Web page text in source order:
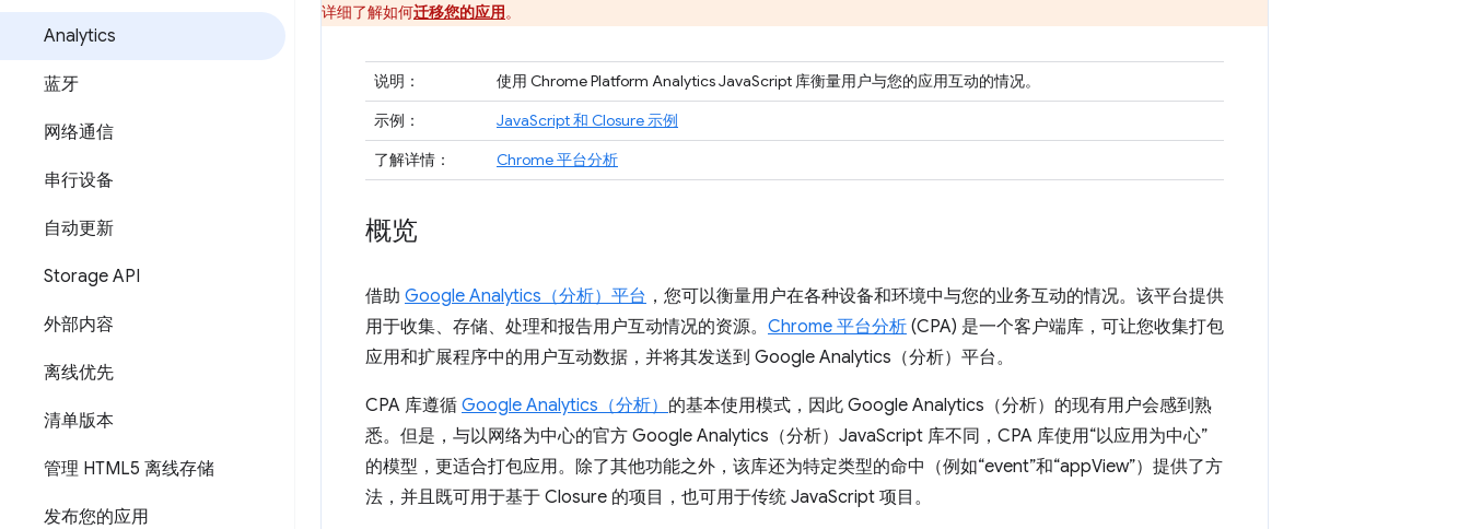
Analytics
蓝牙
网络通信
串行设备
自动更新
Storage API
外部内容
离线优先
清单版本
管理 HTML5 离线存储
发布您的应用
详细了解如何迁移您的应用。
说明 ：
使用 Chrome Platform Analytics JavaScript 库衡量用户与您的应用互动的情况。
示例 ：
JavaScript 和 Closure 示例
了解详情 ： Chrome 平台分析
概览
借助 Google Analytics（分析）平台 ，您可以衡量用户在各种设备和环境中与您的业务互动的情况。该平台提供
用于收集、存储、处理和报告用户互动情况的资源。 Chrome 平台分析 (CPA) 是一个客户端库，可让您收集打包
应用和扩展程序中的用户互动数据，并将其发送到 Google Analytics（分析）平台。
CPA 库遵循 Google Analytics（分析） 的基本使用模式，因此 Google Analytics（分析）的现有用户会感到熟
悉。但是，与以网络为中心的官方 Google Analytics（分析）JavaScript 库不同，CPA 库使用“以应用为中心”
的模型，更适合打包应用。除了其他功能之外，该库还为特定类型的命中（例如“event”和“appView”）提供了方
法，并且既可用于基于 Closure 的项目，也可用于传统 JavaScript 项目。